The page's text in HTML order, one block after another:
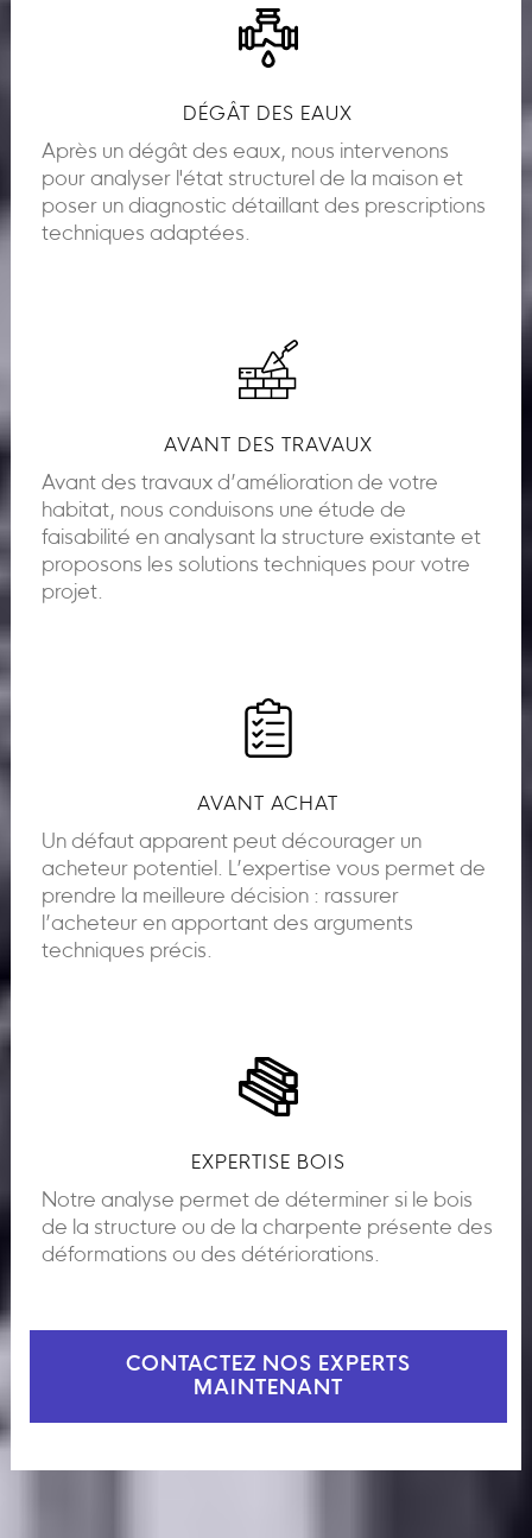
DÉGÂT DES EAUX
Après un dégât des eaux, nous intervenons
pour analyser l'état structurel de la maison et
poser un diagnostic détaillant des prescriptions
techniques adaptées.
AVANT DES TRAVAUX
Avant des travaux d’amélioration de votre
habitat, nous conduisons une étude de
faisabilité en analysant la structure existante et
proposons les solutions techniques pour votre
projet.
AVANT ACHAT
Un défaut apparent peut décourager un
acheteur potentiel. L’expertise vous permet de
prendre la meilleure décision : rassurer
l’acheteur en apportant des arguments
techniques précis.
EXPERTISE BOIS
Notre analyse permet de déterminer si le bois
de la structure ou de la charpente présente des
déformations ou des détériorations.
CONTACTEZ NOS EXPERTS
MAINTENANT